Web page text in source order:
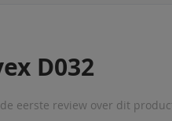
D032
eerste review over dit